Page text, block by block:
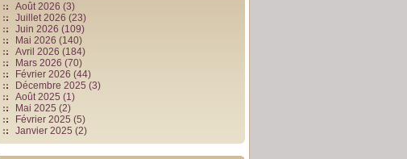
Août 2026 (3)
Juillet 2026 (23)
Juin 2026 (109)
Mai 2026 (140)
Avril 2026 (184)
Mars 2026 (70)
Février 2026 (44)
Décembre 2025 (3)
Août 2025 (1)
Mai 2025 (2)
Février 2025 (5)
Janvier 2025 (2)